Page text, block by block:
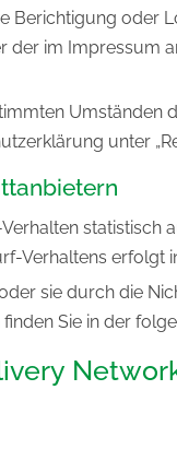
Berichtigung oder
der im Impressum
Umständen
unter
Verhaltens
sie durch die
Sie in der